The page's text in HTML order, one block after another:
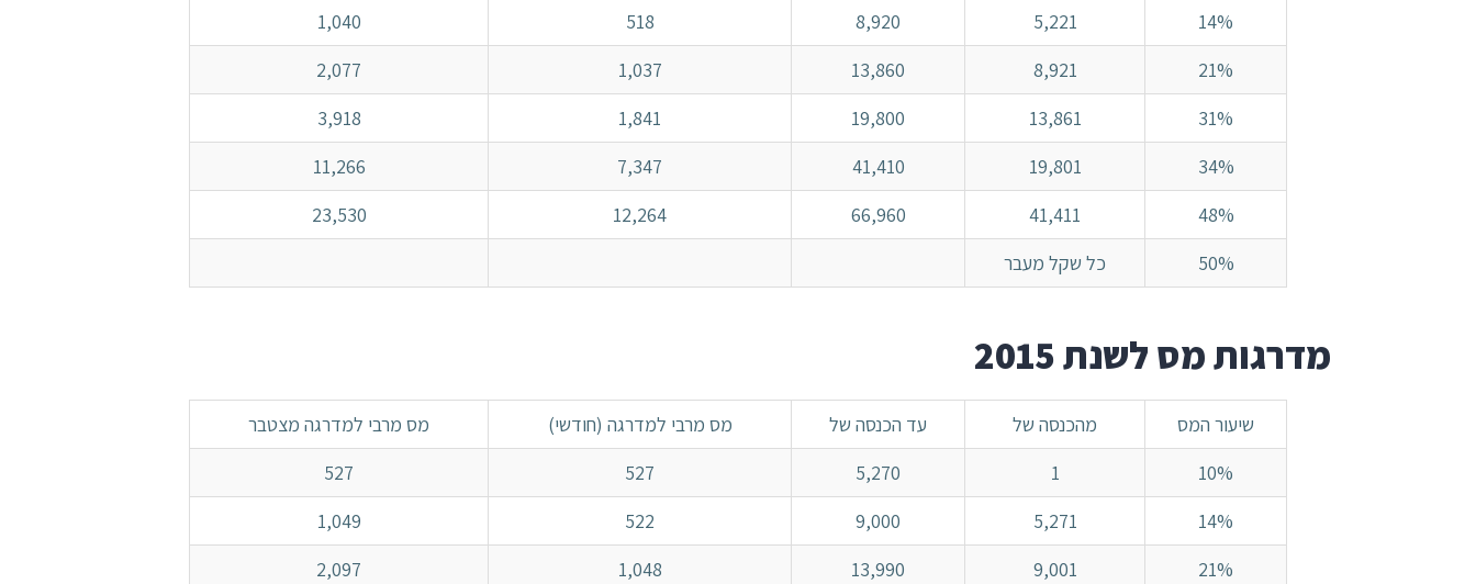
14%
5,221
8,920
518
1,040
21%
8,921
13,860
1,037
2,077
31%
13,861
19,800
1,841
3,918
34%
19,801
41,410
7,347
11,266
48%
41,411
66,960
12,264
23,530
50%
כל שקל מעבר
מדרגות מס לשנת 2015
שיעור המס מהכנסה של עד הכנסה של מס מרבי למדרגה (חודשי)
מס מרבי למדרגה מצטבר
10%
1
5,270
527
527
14%
5,271
9,000
522
1,049
21%
9,001
13,990
1,048
2,097